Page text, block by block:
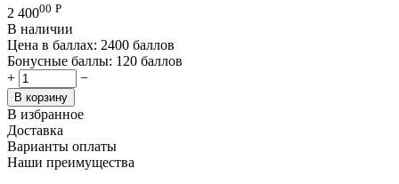
2 40000 Р
В наличии
Цена в баллах: 2400 баллов
Бонусные баллы: 120 баллов
+
−
В корзину
В избранное
Доставка
Варианты оплаты
Наши преимущества